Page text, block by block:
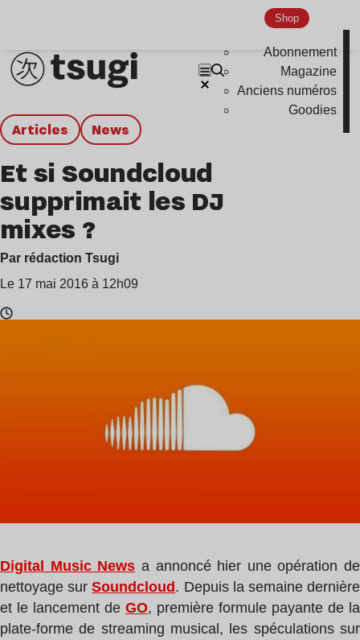
Shop
Abonnement
Magazine
Anciens numéros
Goodies
Articles news
Et si Soundcloud
supprimait les DJ
mixes ?
Par rédaction Tsugi
Le 17 mai 2016 à 12h09
Digital Music News a annoncé hier une opération de
nettoyage surSoundcloud. Depuis la semaine dernière
et le lancement de GO, première formule payante de la
plate-forme de streaming musical, les spéculations sur